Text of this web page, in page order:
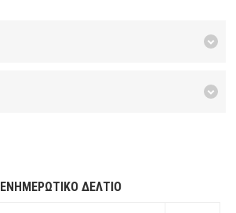
ΕΝΗΜΕΡΩΤΙΚΌ ΔΕΛΤΊΟ